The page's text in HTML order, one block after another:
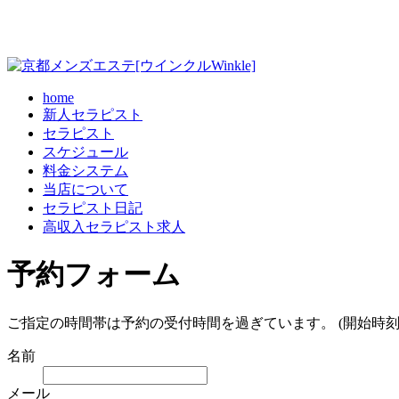
home
新人セラピスト
セラピスト
スケジュール
料金システム
当店について
セラピスト日記
高収入セラピスト求人
予約フォーム
ご指定の時間帯は予約の受付時間を過ぎています。 (開始時
名前
メール